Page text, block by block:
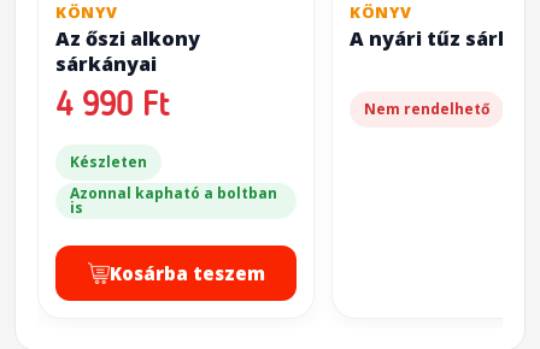
KÖNYV
Az őszi alkony
sárkányai
4 990 Ft
Készleten
Azonnal kapható a boltban
is
Kosárba teszem
KÖNYV
A nyári tűz
Nem rendelhető